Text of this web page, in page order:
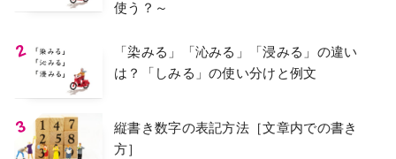
使う？～
「染みる」「沁みる」「浸みる」の違い
は？「しみる」の使い分けと例文
縦書き数字の表記方法［文章内での書き
方］